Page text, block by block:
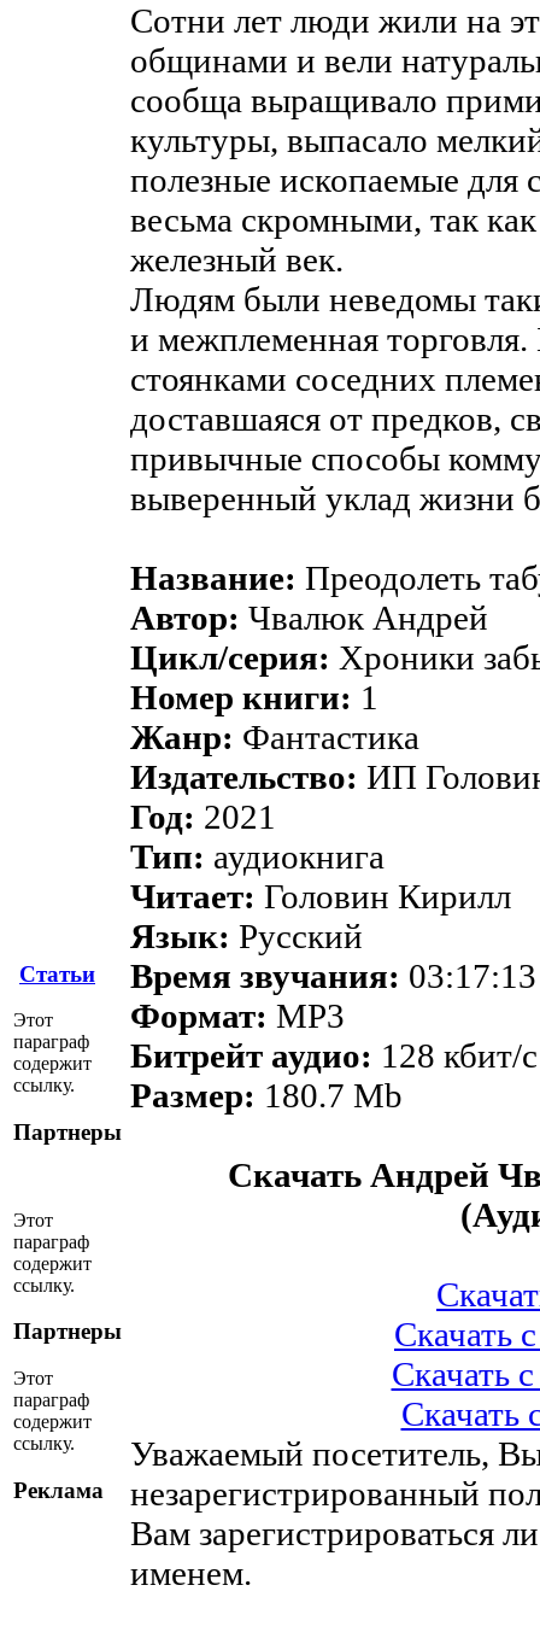
Статьи
Этот
параграф
содержит
ссылку.
Партнеры
Этот
параграф
содержит
ссылку.
Партнеры
Этот
параграф
содержит
ссылку.
Реклама
Сотни лет люди жили на
общинами и вели
сообща выращивало
культуры, выпасало
полезные ископаемые
весьма скромными, так
железный век.
Людям были неведомы
и межплеменная
стоянками соседних
доставшаяся от предков,
привычные способы
выверенный уклад жизни
Название: Преодолеть
Автор: Чвалюк Андрей
Цикл/серия: Хроники
Номер книги: 1
Жанр: Фантастика
Издательство: ИП
Год: 2021
Тип: аудиокнига
Читает: Головин Кирилл
Язык: Русский
Время звучания: 03:17:13
Формат: MP3
Битрейт аудио: 128 кбит/c
Размер: 180.7 Mb
Скачать Андрей
Скачать
Скачать
Скачать
Уважаемый посетитель,
незарегистрированный
Вам зарегистрироваться
именем.